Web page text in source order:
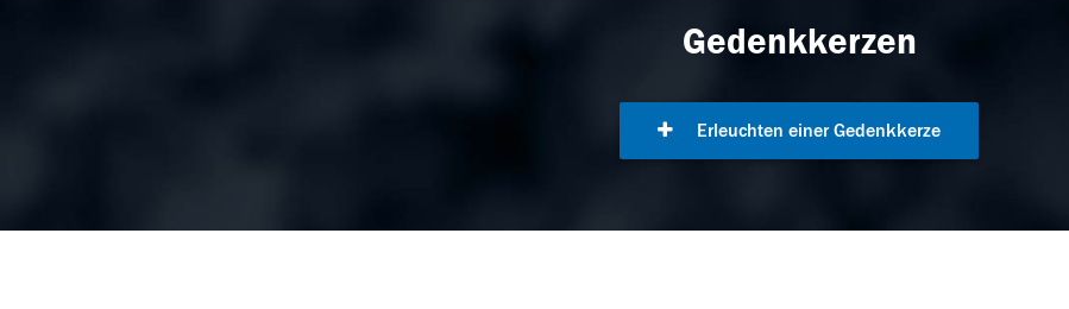
Gedenkkerzen
Erleuchten einer Gedenkkerze